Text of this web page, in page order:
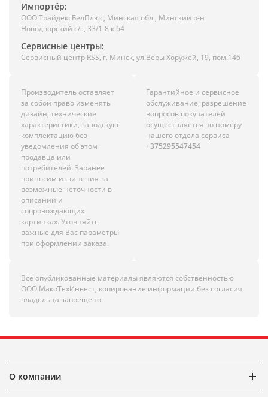
Импортёр:
ООО ТрайдексБелПлюс, Минская обл., Минский р-н
Новодворский с/с, 33/1-8 к.64
Сервисные центры:
Сервисный центр RSS, г. Минск, ул.Веры Хоружей, 19, пом.146
Производитель оставляет
за собой право изменять
дизайн, технические
характеристики, заводскую
комплектацию без
уведомления об этом
продавца или
потребителей. Заранее
приносим извинения за
возможные неточности в
описании и
сопровождающих
картинках. Уточняйте
важные для Вас параметры
при оформлении заказа.
Гарантийное и сервисное
обслуживание, разрешение
вопросов покупателей
осуществляется по номеру
нашего отдела сервиса
+375295547454
Все опубликованные материалы являются собственностью
ООО МакоТехИнвест, копирование информации без согласия
владельца запрещено.
О компании